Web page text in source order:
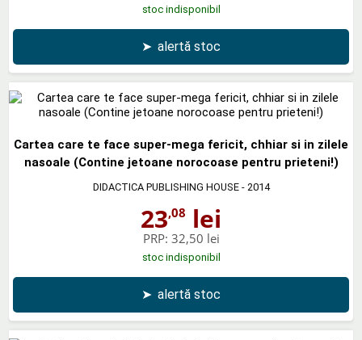
stoc indisponibil
➤ alertă stoc
Cartea care te face super-mega fericit, chhiar si in zilele
nasoale (Contine jetoane norocoase pentru prieteni!)
DIDACTICA PUBLISHING HOUSE- 2014
23,08 lei
PRP: 32,50 lei
stoc indisponibil
➤ alertă stoc